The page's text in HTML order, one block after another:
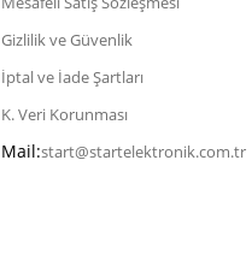
Gizlilik ve Güvenlik
İptal ve İade Şartları
K. Veri Korunması
Mail:start@startelektronik.com.tr